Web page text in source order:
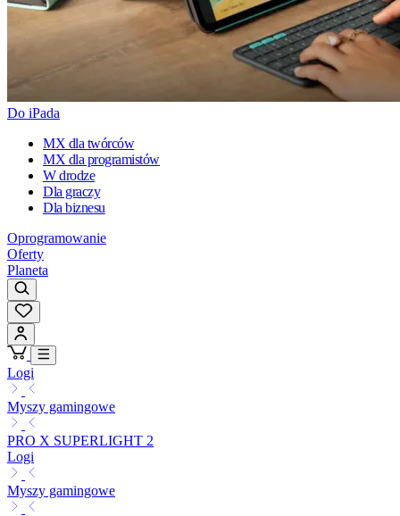
Do iPada
MX dla twórców
MX dla programistów
W drodze
Dla graczy
Dla biznesu
Oprogramowanie
Oferty
Planeta
Logi
Myszy gamingowe
PRO X SUPERLIGHT 2
Logi
Myszy gamingowe